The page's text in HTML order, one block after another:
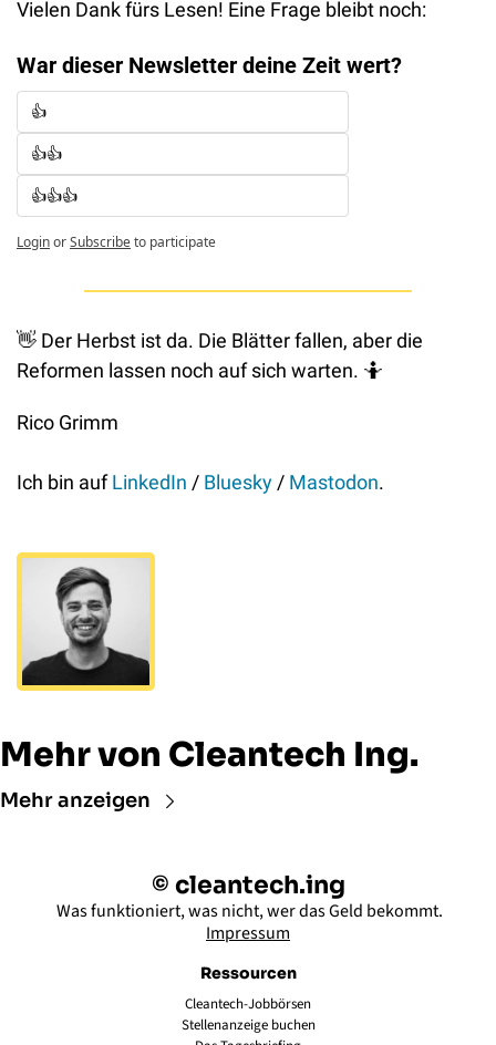
Vielen Dank fürs Lesen! Eine Frage bleibt noch:
War dieser Newsletter deine Zeit wert?
👍
👍👍
👍👍👍
LoginorSubscribeto participate
👋 Der Herbst ist da. Die Blätter fallen, aber die
Reformen lassen noch auf sich warten. 🤷
Rico Grimm
Ich bin auf LinkedIn / Bluesky / Mastodon.
Mehr von Cleantech Ing.
Mehr anzeigen
© cleantech.ing
Was funktioniert, was nicht, wer das Geld bekommt.
Impressum
Ressourcen
Cleantech-Jobbörsen
Stellenanzeige buchen